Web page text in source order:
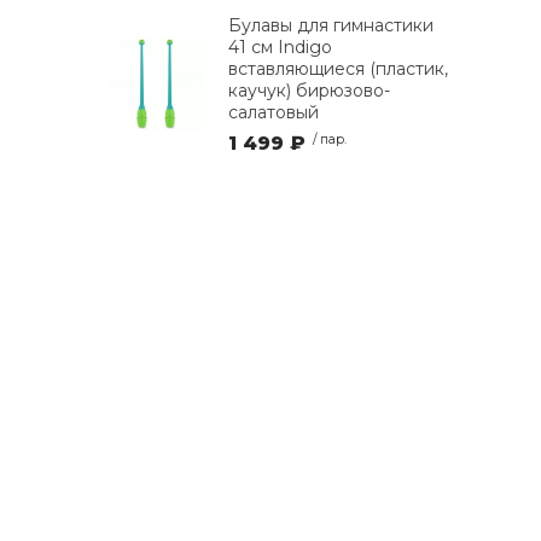
Булавы для гимнастики
41 см Indigo
вставляющиеся (пластик,
каучук) бирюзово-
салатовый
1 499 ₽ / пар.